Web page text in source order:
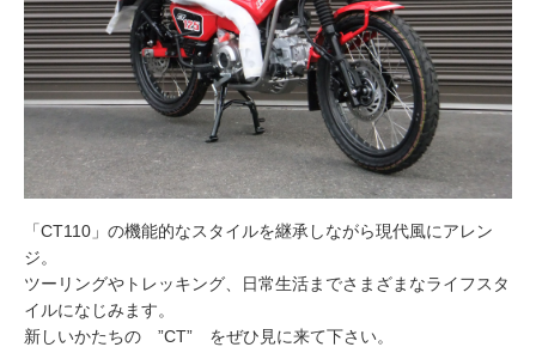
「CT110」の機能的なスタイルを継承しながら現代風にアレン
ジ。
ツーリングやトレッキング、日常生活までさまざまなライフスタ
イルになじみます。
新しいかたちの ”CT” をぜひ見に来て下さい。